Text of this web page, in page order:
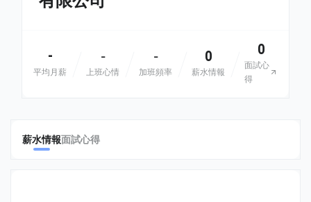
-
平均月薪
-
上班心情
-
加班頻率
0
薪水情報
0
面試心
得
薪水情報面試心得